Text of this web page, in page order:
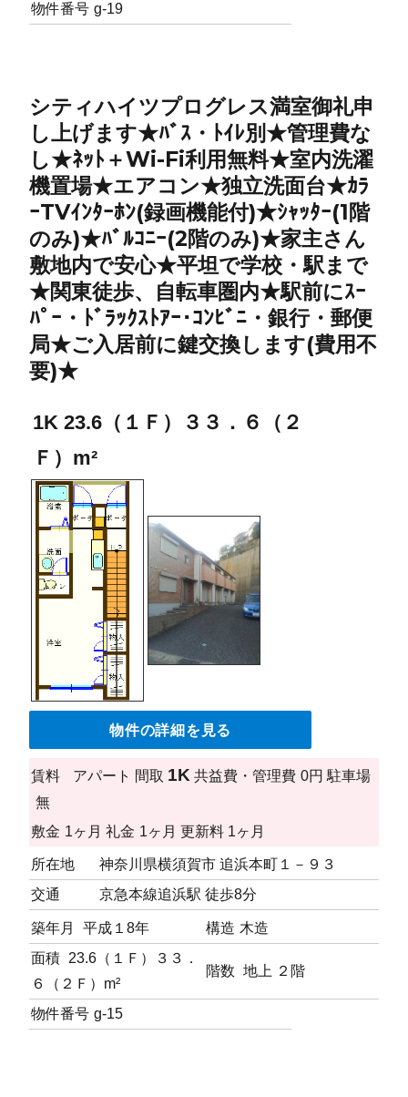
物件番号 g-19
シティハイツプログレス満室御礼申
し上げます★ﾊﾞｽ・ﾄｲﾚ別★管理費な
し★ﾈｯﾄ＋Wi-Fi利用無料★室内洗濯
機置場★エアコン★独立洗面台★ｶﾗ
ｰTVｲﾝﾀｰﾎﾝ(録画機能付)★ｼｬｯﾀｰ(1階
のみ)★ﾊﾞﾙｺﾆｰ(2階のみ)★家主さん
敷地内で安心★平坦で学校・駅まで
★関東徒歩、自転車圏内★駅前にｽｰ
ﾊﾟｰ・ﾄﾞﾗｯｸｽﾄｱｰ･ｺﾝﾋﾞﾆ・銀行・郵便
局★ご入居前に鍵交換します(費用不
要)★
1K 23.6（１Ｆ）３３．６（２
Ｆ）m²
物件の詳細を見る
賃料 アパート 間取 1K 共益費・管理費 0円 駐車場
無
敷金 1ヶ月 礼金 1ヶ月 更新料 1ヶ月
所在地
神奈川県横須賀市 追浜本町１－９３
交通
京急本線追浜駅 徒歩8分
築年月 平成１8年 構造 木造
面積 23.6（１Ｆ）３３．
６（２Ｆ）m²
階数 地上 ２階
物件番号 g-15